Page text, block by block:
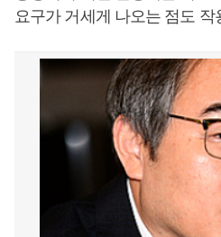
요구가 거세게 나오는 점도